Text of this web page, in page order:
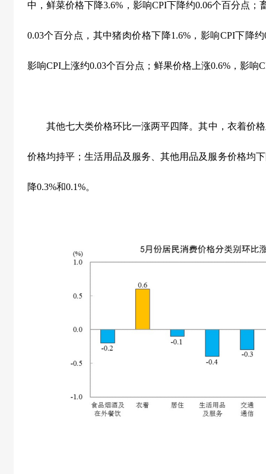
中，鲜菜价格下降3.6% ，影响CPI下降约0.06个百分点；
0.03个百分点，其中猪肉价格下降1.6% ，影响CPI下降约
影响CPI 上涨约0.03个百分点；鲜果价格上涨0.6% ，影响
其他七大类价格环比一涨两平四降。其中，衣着价
价格均持平；生活用品及服务、其他用品及服务价格均
降0.3%和0.1%。